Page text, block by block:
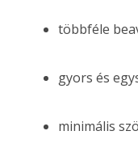
többféle
gyors és
minimális